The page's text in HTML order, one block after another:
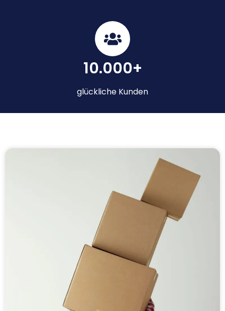
10.000+
glückliche Kunden